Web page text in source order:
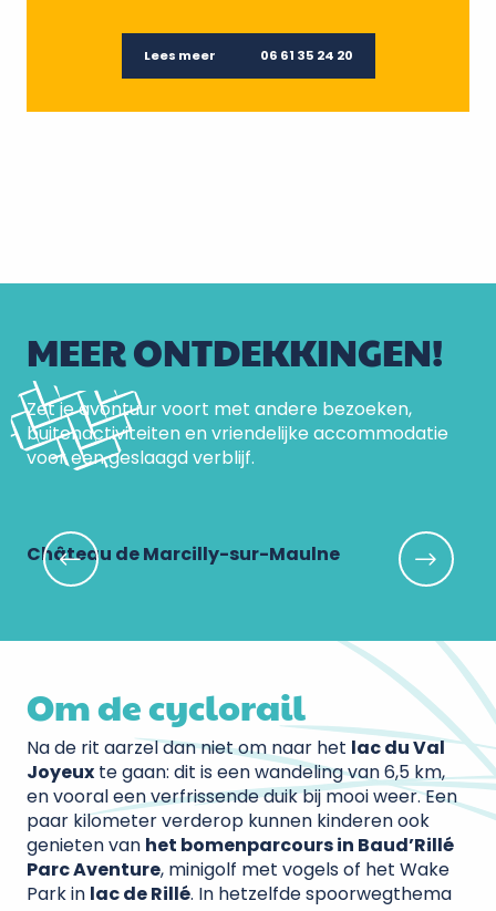
Lees meer 06 61 35 24 20
MEER ONTDEKKINGEN!
Zet je avontuur voort met andere bezoeken,
buitenactiviteiten en vriendelijke accommodatie
voor een geslaagd verblijf.
Château de Marcilly-sur-Maulne
Om de cyclorail
Na de rit aarzel dan niet om naar het lac du Val
Joyeux te gaan: dit is een wandeling van 6,5 km,
en vooral een verfrissende duik bij mooi weer. Een
paar kilometer verderop kunnen kinderen ook
genieten van het bomenparcours in Baud’Rillé
Parc Aventure, minigolf met vogels of het Wake
Park in lac de Rillé. In hetzelfde spoorwegthema